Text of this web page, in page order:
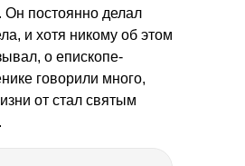
Он постоянно делал
и хотя никому об этом
о епископе-
говорили много,
от стал святым